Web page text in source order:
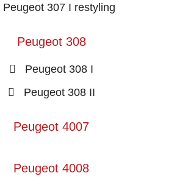
Peugeot 307 I restyling
Peugeot 308
Peugeot 308 I
Peugeot 308 II
Peugeot 4007
Peugeot 4008